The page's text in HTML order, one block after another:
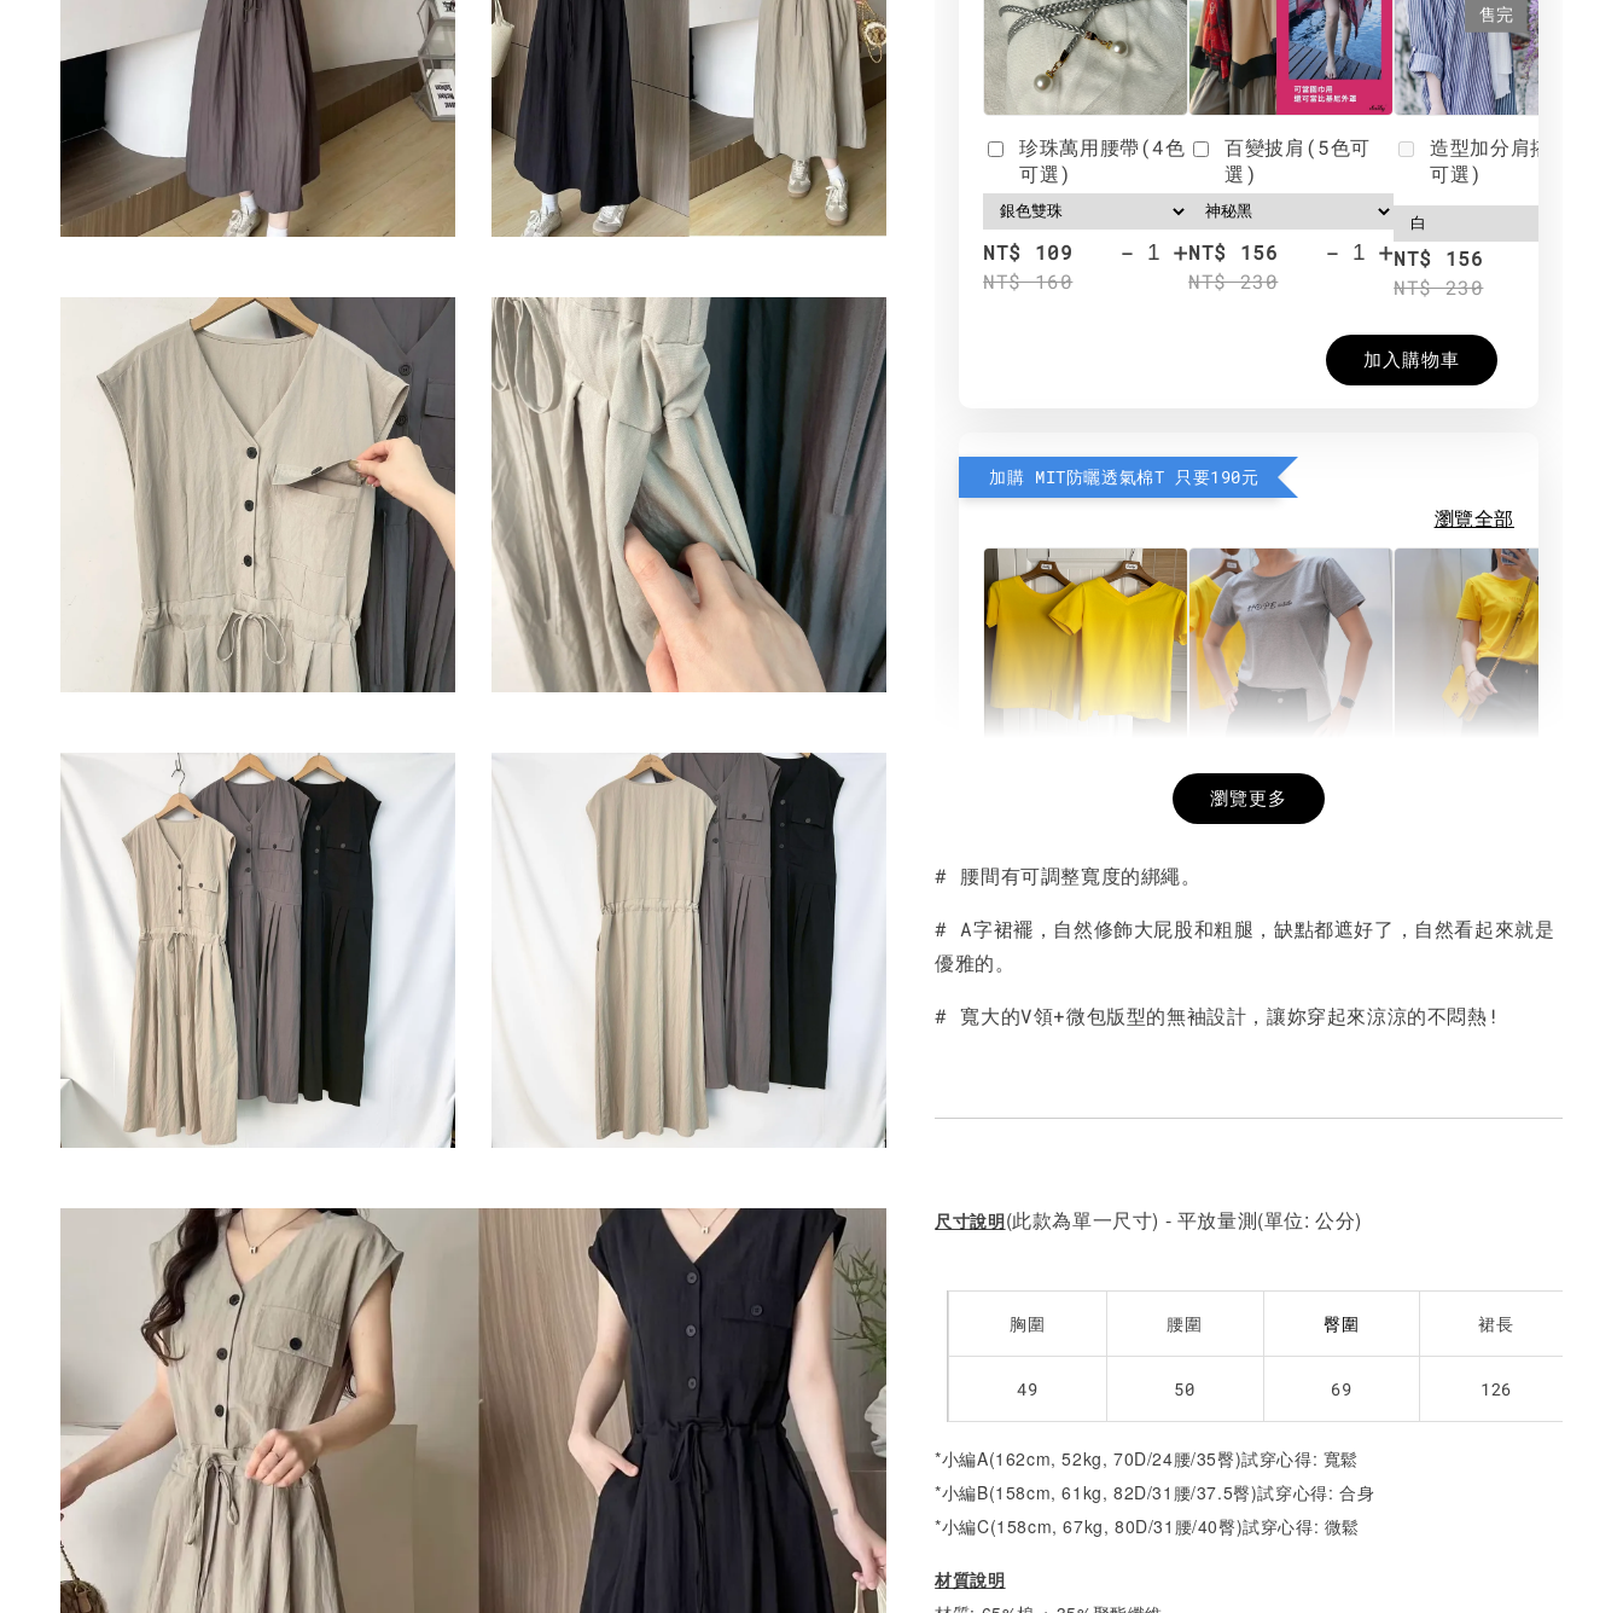
珍珠萬用腰帶(4色
可選)
NT$ 109
NT$ 160
- +
百變披肩(5色可
選)
NT$ 156
NT$ 230
- +
售完
造型加分肩搭(4色
可選)
NT$ 156
NT$ 230
加入購物車
加購 MIT防曬透氣棉T 只要190元
瀏覽全部
NT$ 190
NT$ 450
- +
希望相隨雙面T
NT$ 450
NT$ 450
瀏覽更多
# 腰間有可調整寬度的綁繩。
# A字裙襬，自然修飾大屁股和粗腿，缺點都遮好了，自然看起來就是
優雅的。
# 寬大的V領+微包版型的無袖設計，讓妳穿起來涼涼的不悶熱!
尺寸說明(此款為單一尺寸) - 平放量測(單位: 公分)
胸圍 腰圍 臀圍 裙長
49 50 69 126
*小編A(162cm, 52kg, 70D/24腰/35臀)試穿心得: 寬鬆
*小編B(158cm, 61kg, 82D/31腰/37.5臀)試穿心得: 合身
*小編C(158cm, 67kg, 80D/31腰/40臀)試穿心得: 微鬆
材質說明